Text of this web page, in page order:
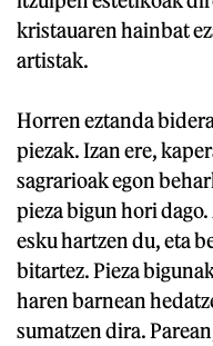
kristauaren hainbat
artistak.
Horren eztanda
piezak. Izan ere,
sagrarioak egon
pieza bigun hori
esku hartzen du, eta
bitartez. Pieza
haren barnean
sumatzen dira.